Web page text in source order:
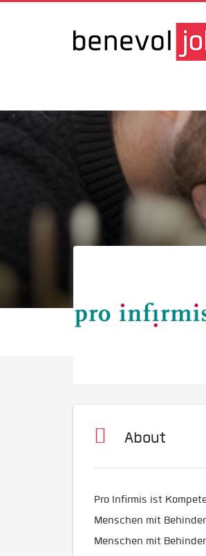
About
Pro Infirmis ist
Menschen mit
Menschen mit